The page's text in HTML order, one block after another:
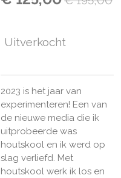
Uitverkocht
2023 is het jaar van
experimenteren! Een van
de nieuwe media die ik
uitprobeerde was
houtskool en ik werd op
slag verliefd. Met
houtskool werk ik los en